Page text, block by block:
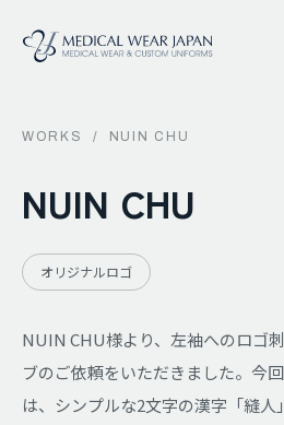
WORKS / NUIN CHU
NUIN CHU
オリジナルロゴ
NUIN CHU様より、左袖へのロゴ
ブのご依頼をいただきました。今
は、シンプルな2文字の漢字「縫